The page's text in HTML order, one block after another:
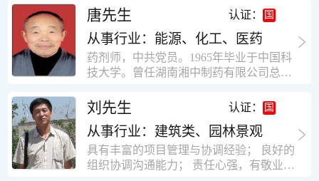
快掌握一种新事物的能力。我的格言：也
许我不是最好的，但我会做得更好。知识
面广泛，头脑灵活，思维开阔敏捷，极富
创新精神。
目经理、专业监理工程师等职。 管理过许
多各种结构的工业及民用建筑。1984年至
1986年就职于新疆乌鲁木齐铁路局劳动服
务公司建筑三工区任技术员。参于管理的
项目有：职工居乐部游艺楼，4000平方，
砖混结构。职工电教楼，8000平方，框架
方。1987至1981988年爱聘于郑州市荥阳
第二建筑公司，任郑州市天然气公司基地
建设项目施工员。该项目有15层办公楼及
裙楼一栋8000平方。框架结构。住宅楼4
栋16000平方，6层砖混结构。1989年至19
意识，丰富的经营理念和管理手段，能独
立处理各种工程技术问题；具有较强的沟
通协调能力和组织管理能力； ? 近十多年
的房地产方面工作经验，现任职江苏雨润
农产品集团南昌公司副总经理兼工程总工
识，能够合理高效的做好企业内部管理和
人员结构调整；具有大型工程及房地产公
司管理经验，以及公关的能力和商务谈判
能力。 ? 自认为是个有良好职业道德、有
责任心、有敬业精神，能承受巨大工作压
力的职业经理人！……
唐先生 认证：
从事行业：能源、化工、医药
药剂师，中共党员。1965年毕业于中国科
技大学。曾任湖南湘中制药有限公司总工
员、理事。高级工程师，执业药师，中国
药学会高级会员。享受国务院津贴专家。
丙戊酸镁缓释片及其制备工艺国家发明专
利人。
刘先生 认证：
从事行业：建筑类、园林景观
具有丰富的项目管理与协调经验； 良好的
组织协调沟通能力； 责任心强，有敬业创